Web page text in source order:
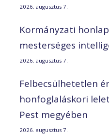
2026. augusztus 7.
Kormányzati
mesterséges
2026. augusztus 7.
Felbecsülhetetlen
honfoglaláskori
Pest megyében
2026. augusztus 7.